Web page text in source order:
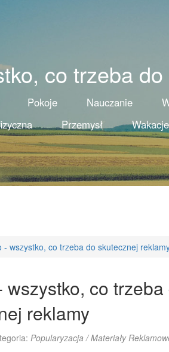
co trzeba
Pokoje Nauczanie
Przemysł Wakacje
- wszystko, co trzeba do skutecznej
wszystko, co trzeba
reklamy
Popularyzacja / Materiały